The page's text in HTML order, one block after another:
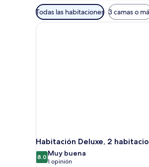
Filtros
disponibles
para
Todas las habitaciones 3 camas o
Habitación Deluxe, 2
8.08.0 de 10
Muy buena
1 opinión
(1